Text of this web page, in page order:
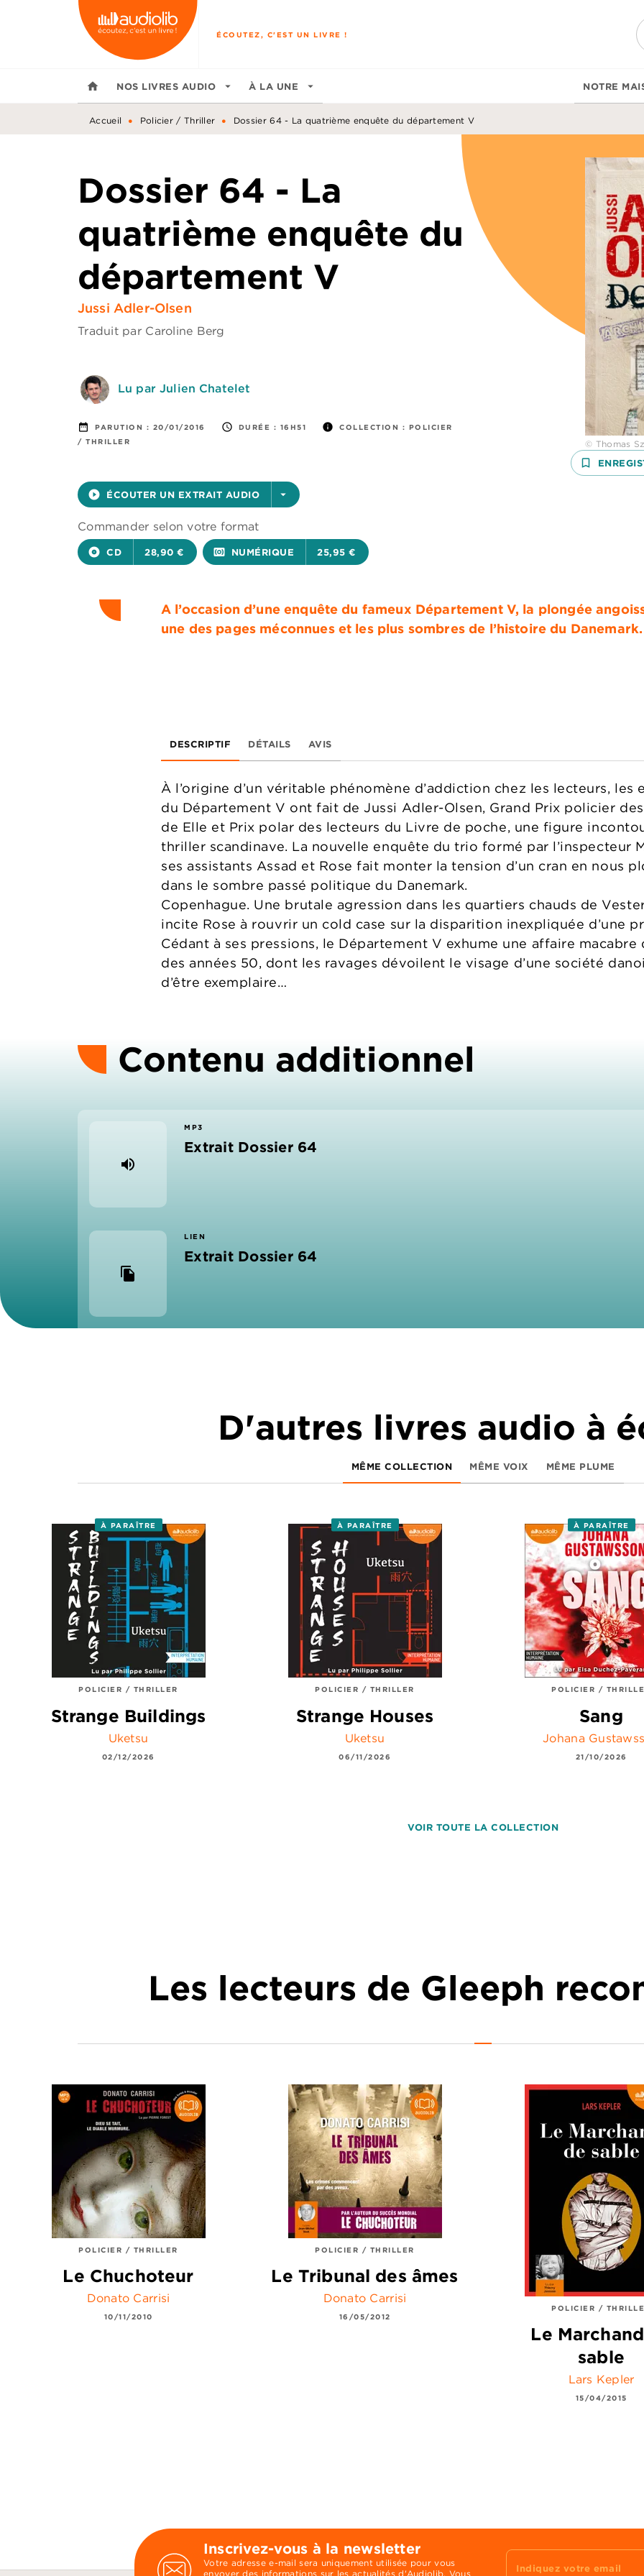
MENU RECHERCHE
ÉCOUTEZ, C'EST UN LIVRE !
home NOS LIVRES AUDIO arrow_drop_down À LA UNE arrow_drop_down NOTRE
Accueil • Policier / Thriller • Dossier 64 - La quatrième enquête du département V
Dossier 64 - La
quatrième enquête du
département V
Jussi Adler-Olsen
Traduit par Caroline Berg
Lu par Julien Chatelet
date_range PARUTION : 20/01/2016 access_time DURÉE : 16H51 info COLLECTION : POLICIER
/ THRILLER
play_circle_filled ÉCOUTER UN EXTRAIT AUDIO arrow_drop_down
Commander selon votre format
album CD 28,90 € surround_sound NUMÉRIQUE 25,95 €
© Thomas
bookmark_border
A l’occasion d’une enquête du fameux Département V, la plongée
une des pages méconnues et les plus sombres de l’histoire du Danemark.
DESCRIPTIF DÉTAILS AVIS
À l’origine d’un véritable phénomène d’addiction chez les lecteurs, les
du Département V ont fait de Jussi Adler-Olsen, Grand Prix policier
de Elle et Prix polar des lecteurs du Livre de poche, une figure
thriller scandinave. La nouvelle enquête du trio formé par l’inspecteur
ses assistants Assad et Rose fait monter la tension d’un cran en nous
dans le sombre passé politique du Danemark.
Copenhague. Une brutale agression dans les quartiers chauds de
incite Rose à rouvrir un cold case sur la disparition inexpliquée d’une
Cédant à ses pressions, le Département V exhume une affaire macabre
des années 50, dont les ravages dévoilent le visage d’une société
d’être exemplaire…
Contenu additionnel
volume_up
MP3
Extrait Dossier 64
file_copy
LIEN
Extrait Dossier 64
D'autres livres audio à
MÊME COLLECTION MÊME VOIX MÊME PLUME
À PARAÎTRE
POLICIER / THRILLER
Strange Buildings
Uketsu
02/12/2026
À PARAÎTRE
POLICIER / THRILLER
Strange Houses
Uketsu
06/11/2026
À PARAÎTRE
POLICIER /
Sang
Johana
21/10/2026
VOIR TOUTE LA COLLECTION
Les lecteurs de Gleeph
POLICIER / THRILLER
Le Chuchoteur
Donato Carrisi
10/11/2010
POLICIER / THRILLER
Le Tribunal des âmes
Donato Carrisi
16/05/2012
POLICIER /
Le
sable
Lars Kepler
15/04/2015
Inscrivez-vous à la newsletter
Votre adresse e-mail sera uniquement utilisée pour vous
envoyer des informations sur les actualités d'Audiolib. Vous
Indiquez votre email